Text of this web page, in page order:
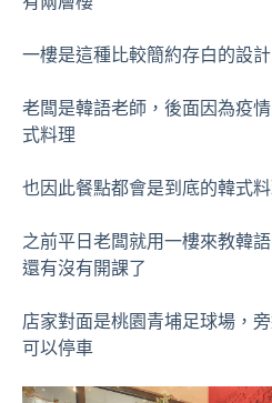
一樓是這種比較簡約存白的設計
老闆是韓語老師，後面因為疫
式料理
也因此餐點都會是到底的韓式
之前平日老闆就用一樓來教韓
還有沒有開課了
店家對面是桃園青埔足球場，
可以停車